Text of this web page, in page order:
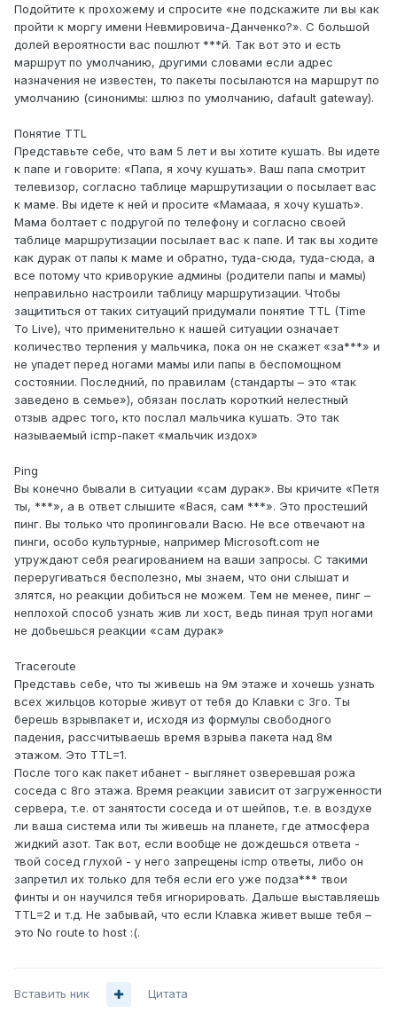
Подойтите к прохожему и спросите «не подскажите ли вы как
пройти к моргу имени Невмировича-Данченко?». С большой
долей вероятности вас пошлют ***й. Так вот это и есть
маршрут по умолчанию, другими словами если адрес
назначения не известен, то пакеты посылаются на маршрут по
умолчанию (синонимы: шлюз по умолчанию, dafault gateway).
Понятие TTL
Представьте себе, что вам 5 лет и вы хотите кушать. Вы идете
к папе и говорите: «Папа, я хочу кушать». Ваш папа смотрит
телевизор, согласно таблице маршрутизации о посылает вас
к маме. Вы идете к ней и просите «Мамааа, я хочу кушать».
Мама болтает с подругой по телефону и согласно своей
таблице маршрутизации посылает вас к папе. И так вы ходите
как дурак от папы к маме и обратно, туда-сюда, туда-сюда, а
все потому что криворукие админы (родители папы и мамы)
неправильно настроили таблицу маршрутизации. Чтобы
защититься от таких ситуаций придумали понятие TTL (Time
To Live), что применительно к нашей ситуации означает
количество терпения у мальчика, пока он не скажет «за***» и
не упадет перед ногами мамы или папы в беспомощном
состоянии. Последний, по правилам (стандарты – это «так
заведено в семье»), обязан послать короткий нелестный
отзыв адрес того, кто послал мальчика кушать. Это так
называемый icmp-пакет «мальчик издох»
Ping
Вы конечно бывали в ситуации «сам дурак». Вы кричите «Петя
ты, ***», а в ответ слышите «Вася, сам ***». Это простеший
пинг. Вы только что пропинговали Васю. Не все отвечают на
пинги, особо культурные, например Microsoft.com не
утруждают себя реагированием на ваши запросы. С такими
переругиваться бесполезно, мы знаем, что они слышат и
злятся, но реакции добиться не можем. Тем не менее, пинг –
неплохой способ узнать жив ли хост, ведь пиная труп ногами
не добьешься реакции «сам дурак»
Traceroute
Представь себе, что ты живешь на 9м этаже и хочешь узнать
всех жильцов которые живут от тебя до Клавки с 3го. Ты
берешь взрывпакет и, исходя из формулы свободного
падения, рассчитываешь время взрыва пакета над 8м
этажом. Это TTL=1.
После того как пакет ибанет - выглянет озверевшая рожа
соседа с 8го этажа. Время реакции зависит от загруженности
сервера, т.е. от занятости соседа и от шейпов, т.е. в воздухе
ли ваша система или ты живешь на планете, где атмосфера
жидкий азот. Так вот, если вообще не дождешься ответа -
твой сосед глухой - у него запрещены icmp ответы, либо он
запретил их только для тебя если его уже подза*** твои
финты и он научился тебя игнорировать. Дальше выставляешь
TTL=2 и т.д. Не забывай, что если Клавка живет выше тебя –
это No route to host :(.
Вставить ник Цитата